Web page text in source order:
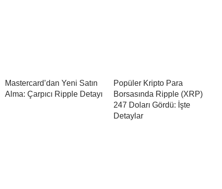
Mastercard’dan Yeni Satın
Alma: Çarpıcı Ripple Detayı
Popüler Kripto Para
Borsasında Ripple (XRP)
247 Doları Gördü: İşte
Detaylar